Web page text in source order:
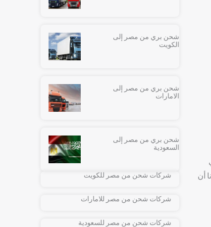
أن
شحن بري من مصر إلى
الكويت
شحن بري من مصر إلى
الامارات
شحن بري من مصر إلى
السعودية
شركات شحن من مصر للكويت
شركات شحن من مصر للامارات
شركات شحن من مصر للسعودية